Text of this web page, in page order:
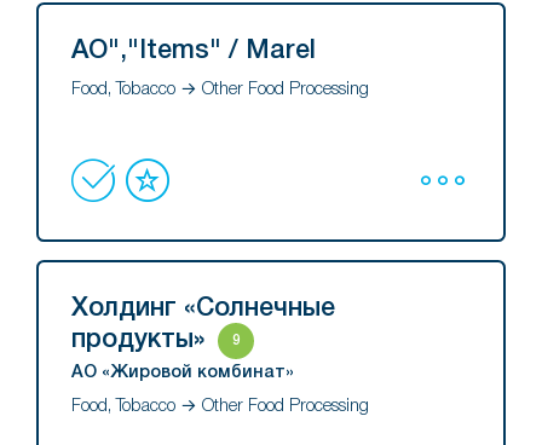
AO","Items" / Marel
Food, Tobacco → Other Food Processing
Холдинг «Солнечные
продукты»
9
АО «Жировой комбинат»
Food, Tobacco → Other Food Processing